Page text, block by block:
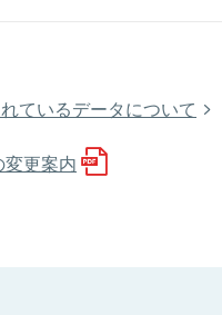
ているデータについて
更案内